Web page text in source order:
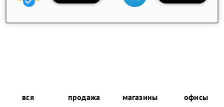
вся
продажа
магазины
офисы